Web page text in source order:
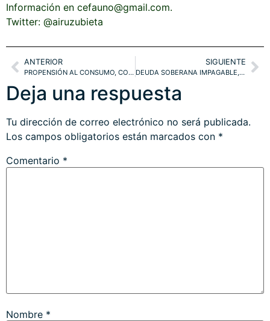
Información en cefauno@gmail.com.
Twitter: @airuzubieta
ANTERIOR
PROPENSIÓN AL CONSUMO, CONFIANZA DE LABORATORIO y CONNIVENCIA DE MANDATARIOS.
SIGUIENTE
DEUDA SOBERANA IMPAGABLE, ¿CURVA DE TIPOS MANEJABLE Y MERCADOS MALEABLES AD INFINITUM?». ÍNDICES y METALES
Deja una respuesta
Tu dirección de correo electrónico no será publicada.
Los campos obligatorios están marcados con *
Comentario *
Nombre *